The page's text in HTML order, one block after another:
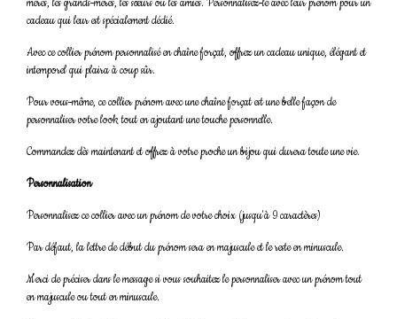
mères, les grands-mères, les sœurs ou les amies. Personnalisez-le avec leur prénom pour un
cadeau qui leur est spécialement dédié.
Avec ce collier prénom personnalisé en chaîne forçat, offrez un cadeau unique, élégant et
intemporel qui plaira à coup sûr.
Pour vous-même, ce collier prénom avec une chaîne forçat est une belle façon de
personnaliser votre look tout en ajoutant une touche personnelle.
Commandez dès maintenant et offrez à votre proche un bijou qui durera toute une vie.
Personnalisation
Personnalisez ce collier avec un prénom de votre choix (jusqu'à 9 caractères)
Par défaut, la lettre de début du prénom sera en majuscule et le reste en minuscule.
Merci de préciser dans le message si vous souhaitez le personnaliser avec un prénom tout
en majuscule ou tout en minuscule.